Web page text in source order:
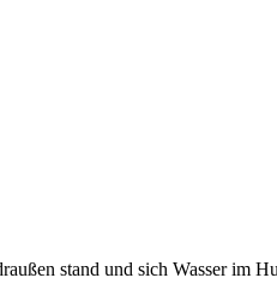
stand und sich Wasser im